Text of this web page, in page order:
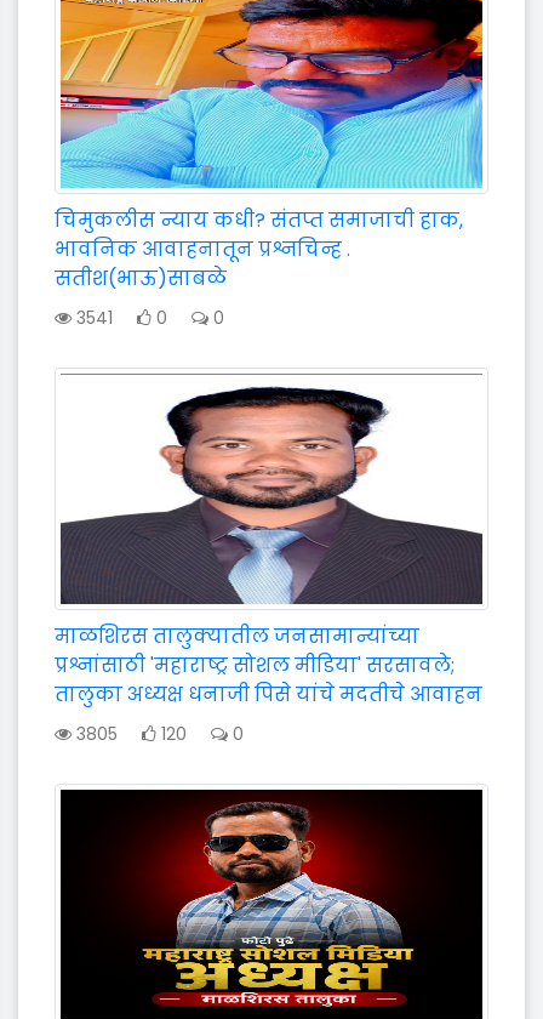
चिमुकलीस न्याय कधी? संतप्त समाजाची हाक,
भावनिक आवाहनातून प्रश्नचिन्ह .
सतीश(भाऊ)साबळे
3541 0 0
माळशिरस तालुक्यातील जनसामान्यांच्या
प्रश्नांसाठी 'महाराष्ट्र सोशल मीडिया' सरसावले;
तालुका अध्यक्ष धनाजी पिसे यांचे मदतीचे आवाहन
3805 120 0